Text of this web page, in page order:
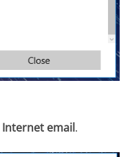
Internet email.